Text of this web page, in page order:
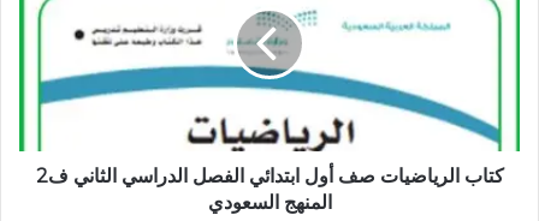
كتاب الرياضيات صف أول ابتدائي الفصل الدراسي الثاني ف2
المنهج السعودي